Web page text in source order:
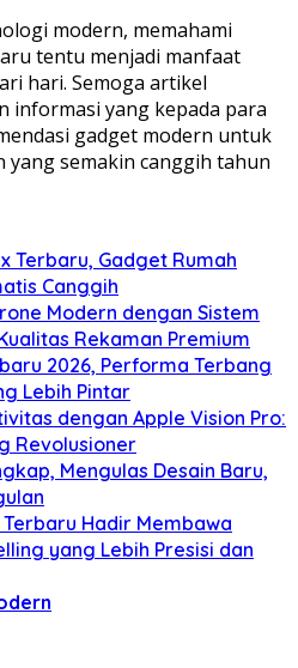
modern, memahami
tentu menjadi manfaat
hari. Semoga artikel
informasi yang kepada para
gadget modern untuk
semakin canggih tahun
Terbaru, Gadget Rumah
Canggih
Modern dengan Sistem
Rekaman Premium
2026, Performa Terbang
Lebih Pintar
dengan Apple Vision Pro:
Revolusioner
Mengulas Desain Baru,
Hadir Membawa
yang Lebih Presisi dan